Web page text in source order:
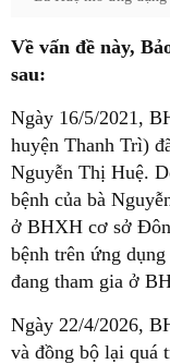
Về vấn đề này,
sau:
Ngày 16/5/2021,
huyện Thanh Trì)
Nguyễn Thị Huệ.
bệnh của bà
ở BHXH cơ sở
bệnh trên ứng
đang tham gia ở
Ngày 22/4/2026,
và đồng bộ lại quá